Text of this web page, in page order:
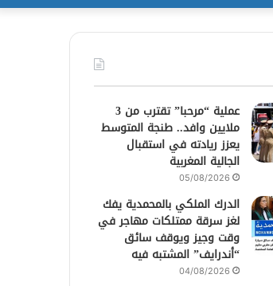
عملية “مرحبا” تقترب من 3
ملايين وافد.. طنجة المتوسط
يعزز ريادته في استقبال
الجالية المغربية
05/08/2026
الدرك الملكي بالمحمدية يفك
لغز سرقة ممتلكات مهاجر في
وقت وجيز ويوقف سائق
“أندرايف” المشتبه فيه
04/08/2026